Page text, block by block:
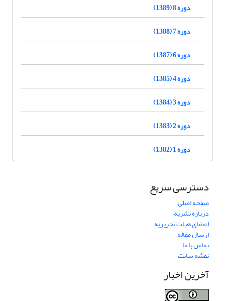
دوره 8 (1389)
دوره 7 (1388)
دوره 6 (1387)
دوره 4 (1385)
دوره 3 (1384)
دوره 2 (1383)
دوره 1 (1382)
دسترسی سریع
صفحه اصلی
درباره نشریه
اعضای هیات تحریریه
ارسال مقاله
تماس با ما
نقشه سایت
آخرین اخبار